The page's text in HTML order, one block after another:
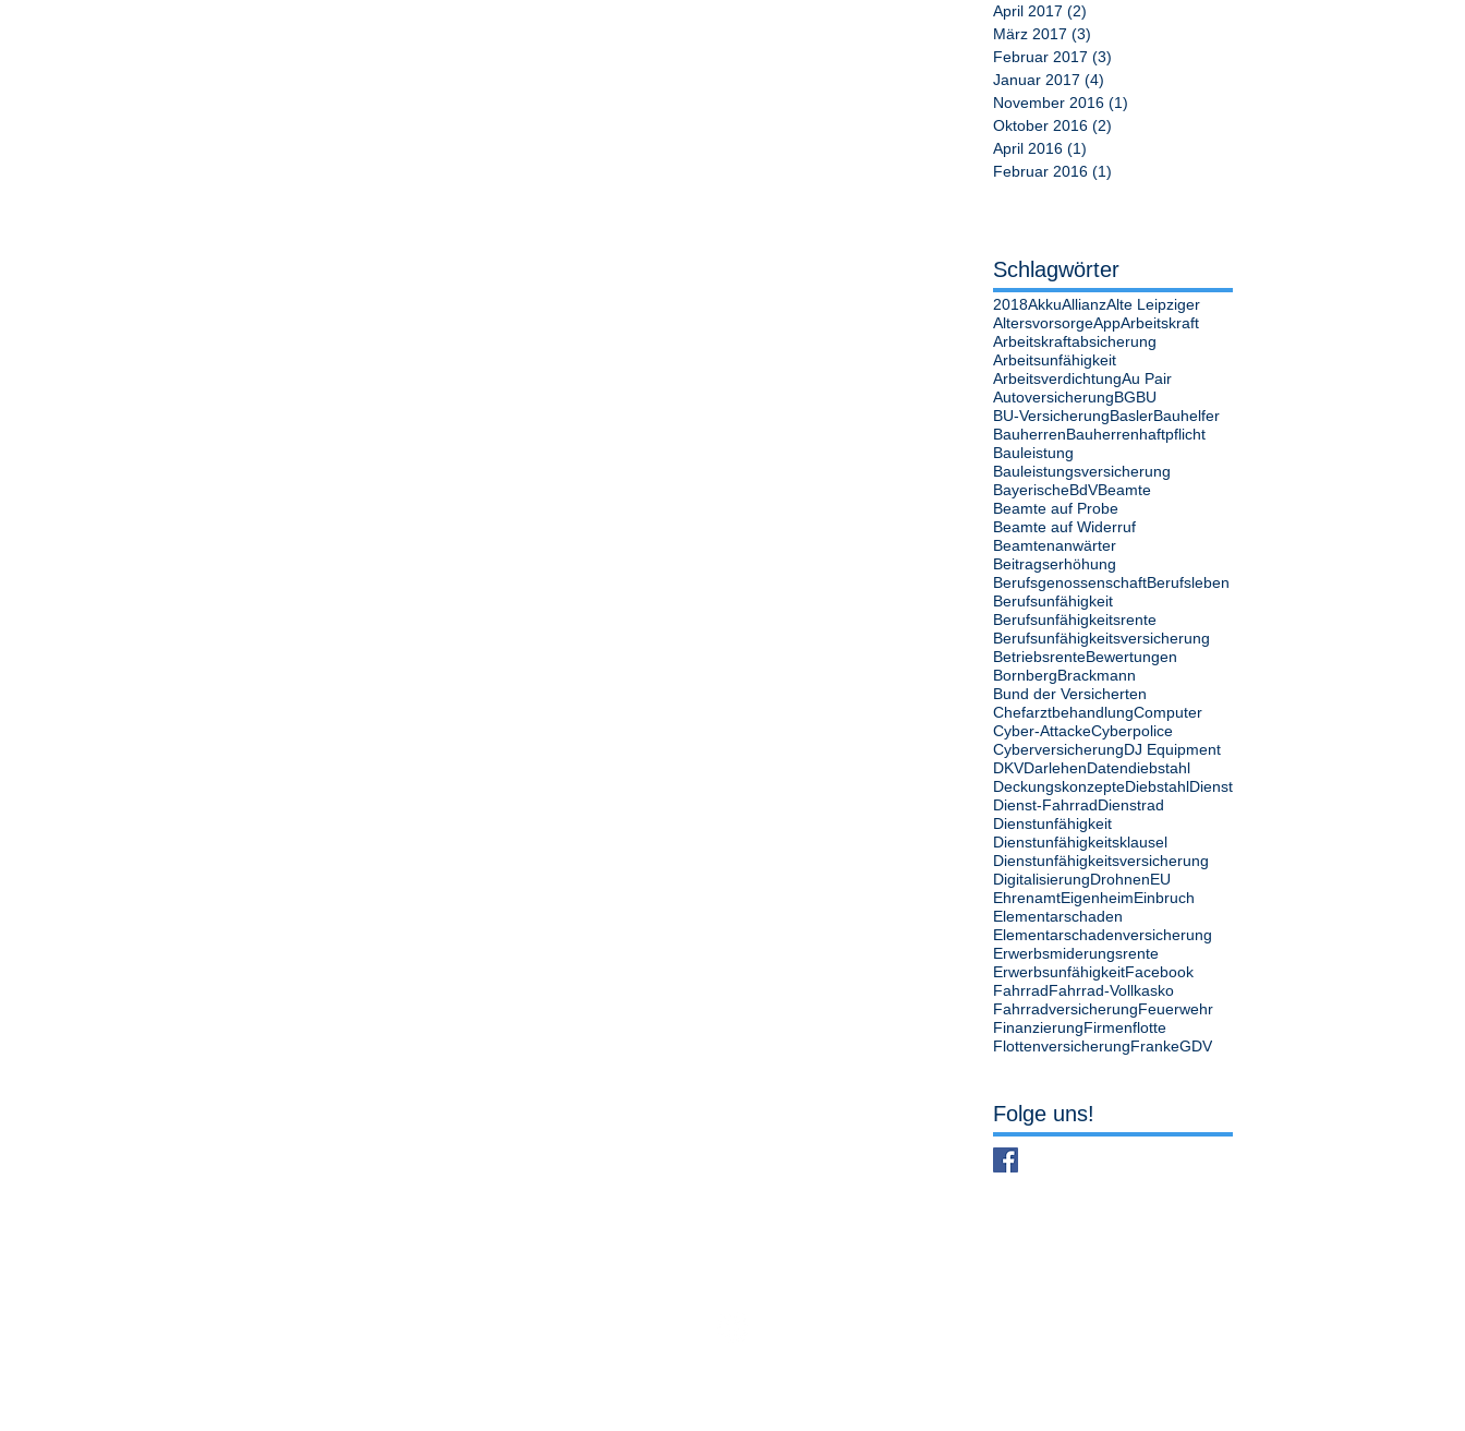
April 2017 (2)
März 2017 (3)
Februar 2017 (3)
Januar 2017 (4)
November 2016 (1)
Oktober 2016 (2)
April 2016 (1)
Februar 2016 (1)
Schlagwörter
2018AkkuAllianzAlte Leipziger
AltersvorsorgeAppArbeitskraft
Arbeitskraftabsicherung
Arbeitsunfähigkeit
ArbeitsverdichtungAu Pair
AutoversicherungBGBU
BU-VersicherungBaslerBauhelfer
BauherrenBauherrenhaftpflicht
Bauleistung
Bauleistungsversicherung
BayerischeBdVBeamte
Beamte auf Probe
Beamte auf Widerruf
Beamtenanwärter
Beitragserhöhung
BerufsgenossenschaftBerufsleben
Berufsunfähigkeit
Berufsunfähigkeitsrente
Berufsunfähigkeitsversicherung
BetriebsrenteBewertungen
BornbergBrackmann
Bund der Versicherten
ChefarztbehandlungComputer
Cyber-AttackeCyberpolice
CyberversicherungDJ Equipment
DKVDarlehenDatendiebstahl
DeckungskonzepteDiebstahlDienst
Dienst-FahrradDienstrad
Dienstunfähigkeit
Dienstunfähigkeitsklausel
Dienstunfähigkeitsversicherung
DigitalisierungDrohnenEU
EhrenamtEigenheimEinbruch
Elementarschaden
Elementarschadenversicherung
Erwerbsmiderungsrente
ErwerbsunfähigkeitFacebook
FahrradFahrrad-Vollkasko
FahrradversicherungFeuerwehr
FinanzierungFirmenflotte
FlottenversicherungFrankeGDV
Folge uns!